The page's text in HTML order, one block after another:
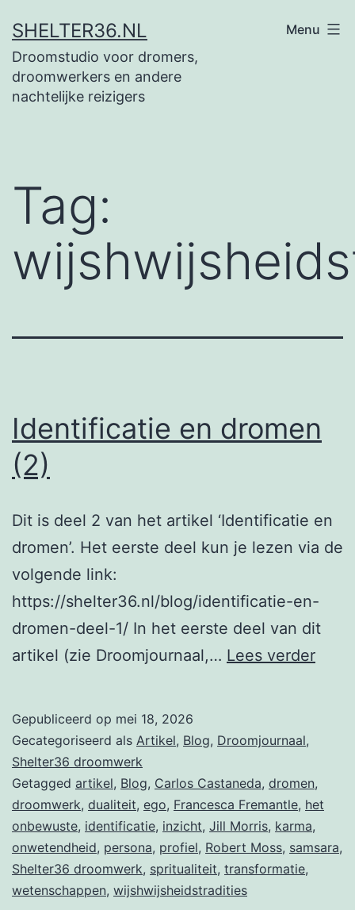
naar
de
inhoud
SHELTER36.NL
Droomstudio voor dromers,
droomwerkers en andere
nachtelijke reizigers
Menu
Tag:
Identificatie en dromen
(2)
Dit is deel 2 van het artikel ‘Identificatie en
dromen’. Het eerste deel kun je lezen via de
volgende link:
https://shelter36.nl/blog/identificatie-en-
dromen-deel-1/ In het eerste deel van dit
artikel (zie Droomjournaal,… Lees verder
Gepubliceerd op mei 18, 2026
Gecategoriseerd als Artikel, Blog, Droomjournaal,
Shelter36 droomwerk
Getagged artikel, Blog, Carlos Castaneda, dromen,
droomwerk, dualiteit, ego, Francesca Fremantle, het
onbewuste, identificatie, inzicht, Jill Morris, karma,
onwetendheid, persona, profiel, Robert Moss, samsara,
Shelter36 droomwerk, spritualiteit, transformatie,
wetenschappen, wijshwijsheidstradities